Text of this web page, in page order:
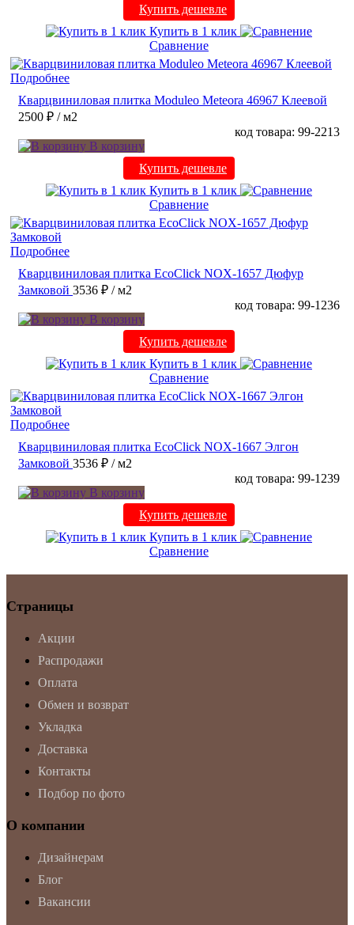
Купить дешевле
Купить в 1 клик
Сравнение
Подробнее
Кварцвиниловая плитка Moduleo Meteora 46967 Клеевой
2500 ₽ / м2
код товара: 99-2213
В корзину
Купить дешевле
Купить в 1 клик
Сравнение
Подробнее
Кварцвиниловая плитка EcoClick NOX-1657 Дюфур
Замковой 3536 ₽ / м2
код товара: 99-1236
В корзину
Купить дешевле
Купить в 1 клик
Сравнение
Подробнее
Кварцвиниловая плитка EcoClick NOX-1667 Элгон
Замковой 3536 ₽ / м2
код товара: 99-1239
В корзину
Купить дешевле
Купить в 1 клик
Сравнение
Страницы
Акции
Распродажи
Оплата
Обмен и возврат
Укладка
Доставка
Контакты
Подбор по фото
О компании
Дизайнерам
Блог
Вакансии